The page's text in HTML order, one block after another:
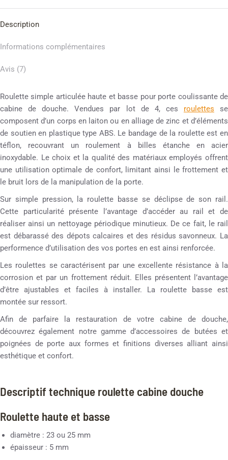
Description
Informations complémentaires
Avis (7)
Roulette simple articulée haute et basse pour porte coulissante de
cabine de douche. Vendues par lot de 4, ces roulettes se
composent d’un corps en laiton ou en alliage de zinc et d’éléments
de soutien en plastique type ABS. Le bandage de la roulette est en
téflon, recouvrant un roulement à billes étanche en acier
inoxydable. Le choix et la qualité des matériaux employés offrent
une utilisation optimale de confort, limitant ainsi le frottement et
le bruit lors de la manipulation de la porte.
Sur simple pression, la roulette basse se déclipse de son rail.
Cette particularité présente l’avantage d’accéder au rail et de
réaliser ainsi un nettoyage périodique minutieux. De ce fait, le rail
est débarassé des dépots calcaires et des résidus savonneux. La
performence d’utilisation des vos portes en est ainsi renforcée.
Les roulettes se caractérisent par une excellente résistance à la
corrosion et par un frottement réduit. Elles présentent l’avantage
d’être ajustables et faciles à installer. La roulette basse est
montée sur ressort.
Afin de parfaire la restauration de votre cabine de douche,
découvrez également notre gamme d’accessoires de butées et
poignées de porte aux formes et finitions diverses alliant ainsi
esthétique et confort.
Descriptif technique roulette cabine douche
Roulette haute et basse
diamètre : 23 ou 25 mm
épaisseur : 5 mm